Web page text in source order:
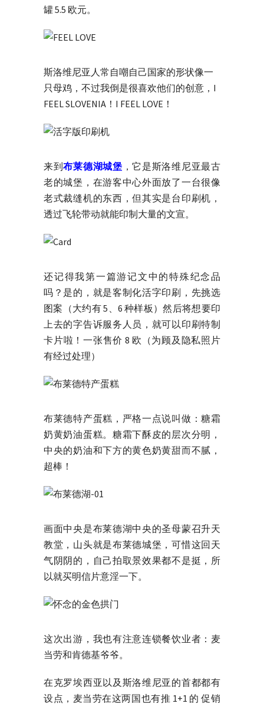
罐 5.5 欧元。
斯洛维尼亚人常自嘲自己国家的形状像一
只母鸡，不过我倒是很喜欢他们的创意，I
FEEL SLOVENIA！I FEEL LOVE！
来到布莱德湖城堡 ，它是斯洛维尼亚最古
老的城堡，在游客中心外面放了一台很像
老式裁缝机的东西，但其实是台印刷机，
透过飞轮带动就能印制大量的文宣。
还记得我第一篇游记文中的特殊纪念品
吗？是的，就是客制化活字印刷，先挑选
图案（大约有 5、6 种样板）然后将想要印
上去的字告诉服务人员，就可以印刷特制
卡片啦！一张售价 8 欧（为顾及隐私照片
有经过处理）
布莱德特产蛋糕，严格一点说叫做：糖霜
奶黄奶油蛋糕。糖霜下酥皮的层次分明，
中央的奶油和下方的黄色奶黄甜而不腻，
超棒！
画面中央是布莱德湖中央的圣母蒙召升天
教堂，山头就是布莱德城堡，可惜这回天
气阴阴的，自己拍取景效果都不是挺，所
以就买明信片意淫一下。
这次出游，我也有注意连锁餐饮业者：麦
当劳和肯德基爷爷。
在克罗埃西亚以及斯洛维尼亚的首都都有
设点，麦当劳在这两国也有推 1+1 的 促销